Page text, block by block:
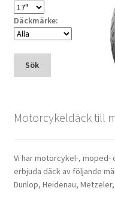
Däckmärke:
Sök
Motorcykeldäck till
Vi har motorcykel-, moped-
erbjuda däck av följande
Dunlop, Heidenau,